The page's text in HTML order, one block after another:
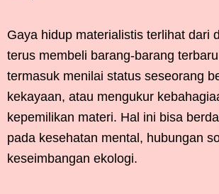
Gaya hidup materialistis terlihat dari
terus membeli barang-barang
termasuk menilai status seseorang
kekayaan, atau mengukur
kepemilikan materi. Hal ini bisa
pada kesehatan mental, hubungan
keseimbangan ekologi.